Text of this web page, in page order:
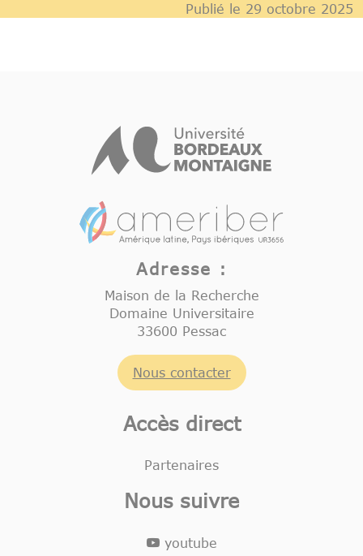
Publié le 29 octobre 2025
Adresse :
Maison de la Recherche
Domaine Universitaire
33600 Pessac
Nous contacter
Accès direct
Partenaires
Nous suivre
youtube